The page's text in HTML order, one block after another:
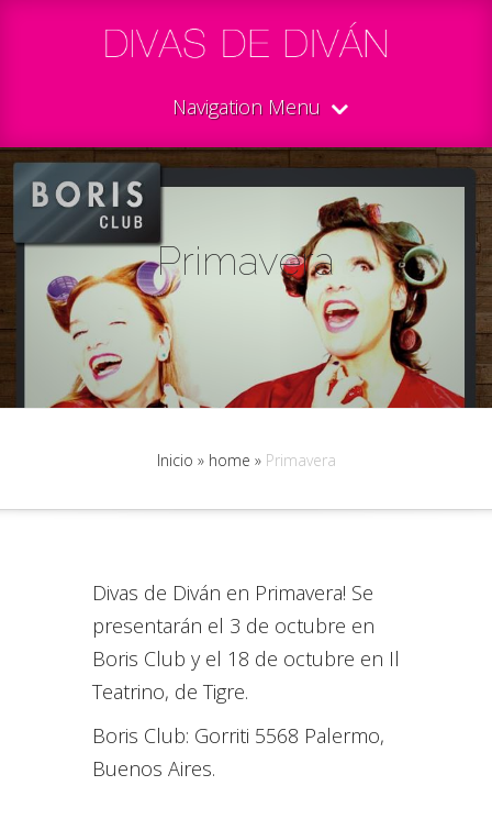
Navigation Menu
Primavera
Inicio » home »Primavera
Divas de Diván en Primavera! Se
presentarán el 3 de octubre en
Boris Club y el 18 de octubre en Il
Teatrino, de Tigre.
Boris Club: Gorriti 5568 Palermo,
Buenos Aires.